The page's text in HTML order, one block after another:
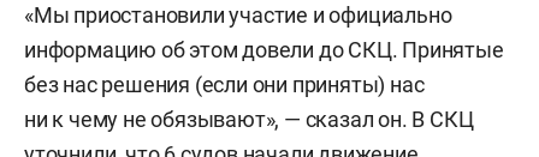
«Мы приостановили участие и официально
информацию об этом довели до СКЦ. Принятые
без нас решения (если они приняты) нас
ни к чему не обязывают», — сказал он. В СКЦ